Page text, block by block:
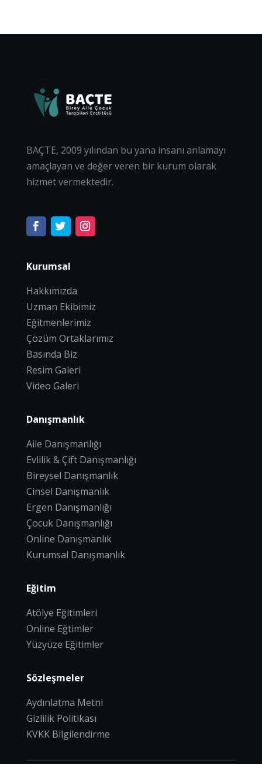
BAÇTE, 2009 yılından bu yana insanı anlamayı
amaçlayan ve değer veren bir kurum olarak
hizmet vermektedir.
Kurumsal
Hakkımızda
Uzman Ekibimiz
Eğitmenlerimiz
Çözüm Ortaklarımız
Basında Biz
Resim Galeri
Video Galeri
Danışmanlık
Aile Danışmanlığı
Evlilik & Çift Danışmanlığı
Bireysel Danışmanlık
Cinsel Danışmanlık
Ergen Danışmanlığı
Çocuk Danışmanlığı
Online Danışmanlık
Kurumsal Danışmanlık
Eğitim
Atölye Eğitimleri
Online Eğtimler
Yüzyüze Eğitimler
Sözleşmeler
Aydınlatma Metni
Gizlilik Politikası
KVKK Bilgilendirme